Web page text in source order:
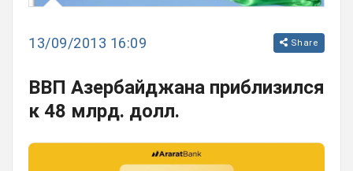
13/09/2013 16:09 Share
ВВП Азербайджана приблизился
к 48 млрд. долл.